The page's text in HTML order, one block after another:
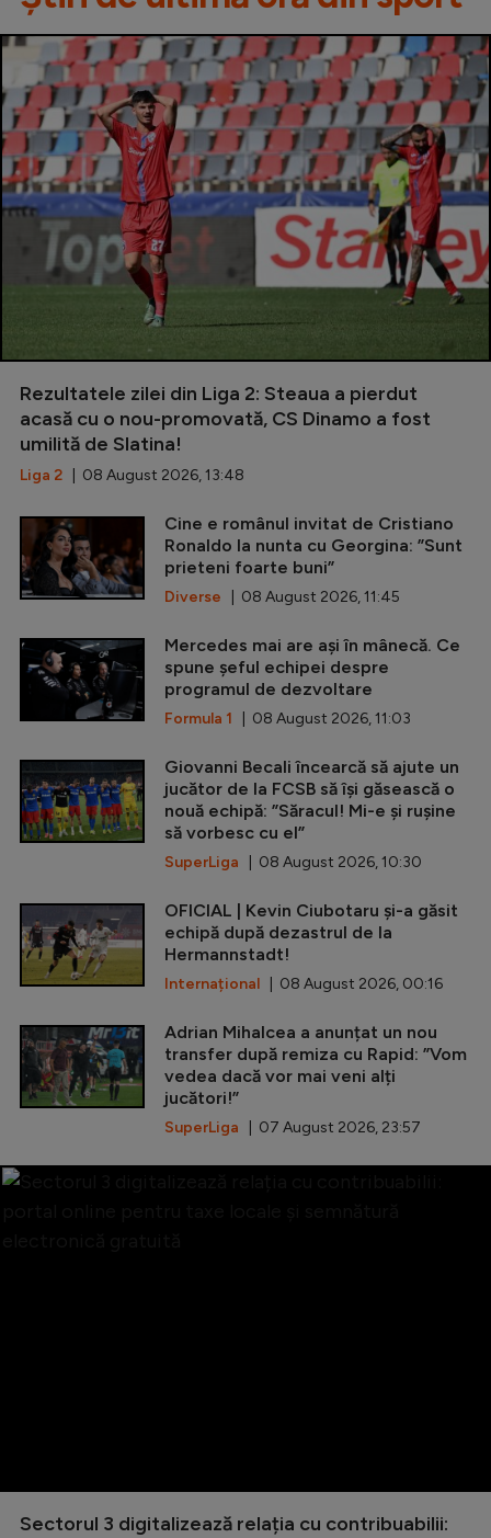
Rezultatele zilei din Liga 2: Steaua a pierdut
acasă cu o nou-promovată, CS Dinamo a fost
umilită de Slatina!
Liga 2 | 08 August 2026, 13:48
Cine e românul invitat de Cristiano
Ronaldo la nunta cu Georgina: ”Sunt
prieteni foarte buni”
Diverse | 08 August 2026, 11:45
Mercedes mai are ași în mânecă. Ce
spune șeful echipei despre
programul de dezvoltare
Formula 1 | 08 August 2026, 11:03
Giovanni Becali încearcă să ajute un
jucător de la FCSB să își găsească o
nouă echipă: ”Săracul! Mi-e și rușine
să vorbesc cu el”
SuperLiga | 08 August 2026, 10:30
OFICIAL | Kevin Ciubotaru și-a găsit
echipă după dezastrul de la
Hermannstadt!
Internațional | 08 August 2026, 00:16
Adrian Mihalcea a anunțat un nou
transfer după remiza cu Rapid: ”Vom
vedea dacă vor mai veni alți
jucători!”
SuperLiga | 07 August 2026, 23:57
Sectorul 3 digitalizează relația cu contribuabilii: